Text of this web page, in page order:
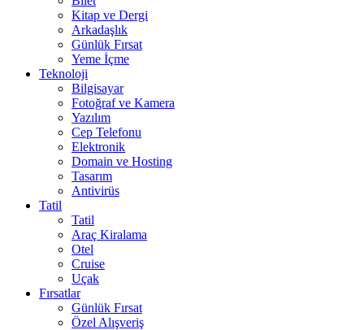
Kitap ve Dergi
Arkadaşlık
Günlük Fırsat
Yeme İçme
Teknoloji
Bilgisayar
Fotoğraf ve Kamera
Yazılım
Cep Telefonu
Elektronik
Domain ve Hosting
Tasarım
Antivirüs
Tatil
Tatil
Araç Kiralama
Otel
Cruise
Uçak
Fırsatlar
Günlük Fırsat
Özel Alışveriş